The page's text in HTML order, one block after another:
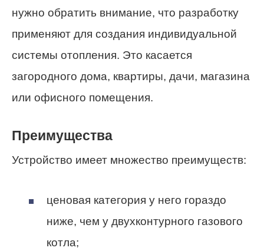
нужно обратить внимание, что разработку
применяют для создания индивидуальной
системы отопления. Это касается
загородного дома, квартиры, дачи, магазина
или офисного помещения.
Преимущества
Устройство имеет множество преимуществ:
ценовая категория у него гораздо
ниже, чем у двухконтурного газового
котла;